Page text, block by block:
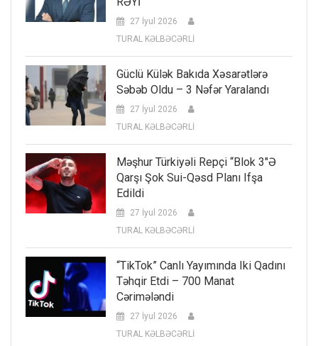
27 İyul 2026
TURAL KƏLBƏCƏRLİ
Güclü Külək Bakıda Xəsarətlərə
Səbəb Oldu – 3 Nəfər Yaralandı
27 İyul 2026
TURAL KƏLBƏCƏRLİ
Məşhur Türkiyəli Repçi “Blok 3″ə
Qarşı Şok Sui-Qəsd Planı Ifşa
Edildi
27 İyul 2026
TURAL KƏLBƏCƏRLİ
“TikTok” Canlı Yayımında Iki Qadını
Təhqir Etdi – 700 Manat
Cərimələndi
27 İyul 2026
TURAL KƏLBƏCƏRLİ